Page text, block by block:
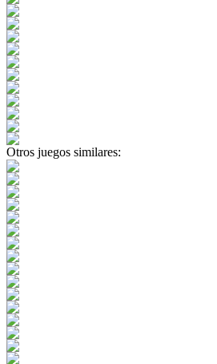
Otros juegos similares: